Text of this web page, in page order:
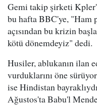
Gemi takip şirketi
bu hafta BBC'ye, "Ham
açısından bu krizin
kötü dönemdeyiz" dedi.
Husiler, ablukanın ilan
vurduklarını öne
ise Hindistan
Ağustos'ta Babu'l